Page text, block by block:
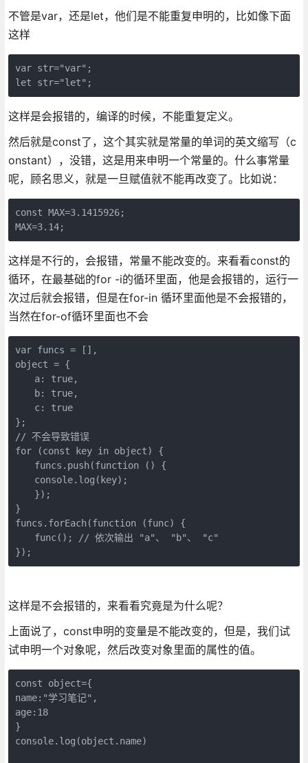
不管是var，还是let，他们是不能重复申明的，比如像下面
这样
var str="var";
let str="let";
这样是会报错的，编译的时候，不能重复定义。
然后就是const了，这个其实就是常量的单词的英文缩写（c
onstant），没错，这是用来申明一个常量的。什么事常量
呢，顾名思义，就是一旦赋值就不能再改变了。比如说：
const MAX=3.1415926;
MAX=3.14;
这样是不行的，会报错，常量不能改变的。来看看const的
循环，在最基础的for -i的循环里面，他是会报错的，运行一
次过后就会报错，但是在for-in 循环里面他是不会报错的，
当然在for-of循环里面也不会
var funcs = [],
object = {
a: true,
b: true,
c: true
};
// 不会导致错误
for (const key in object) {
funcs.push(function () {
console.log(key);
});
}
funcs.forEach(function (func) {
func(); // 依次输出 "a"、 "b"、 "c"
});
这样是不会报错的，来看看究竟是为什么呢？
上面说了，const申明的变量是不能改变的，但是，我们试
试申明一个对象呢，然后改变对象里面的属性的值。
const object={
name:"学习笔记",
age:18
}
console.log(object.name)